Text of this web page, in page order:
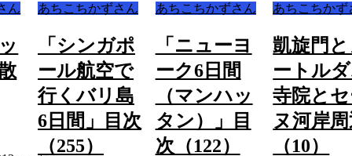
ん あちこちかずさん
「シンガポ
ール航空で
行くバリ島
6日間」目次
（255）
あちこちかずさん
「ニューヨ
ーク6日間
（マンハッ
タン）」目
次（122）
あちこちかず
凱旋門
ートル
寺院と
ヌ河岸
（10）